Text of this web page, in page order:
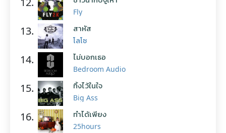
Fly
13. สาหัส
โลโซ
14. ไม่บอกเธอ
Bedroom Audio
15. ทิ้งไว้ในใจ
Big Ass
16. ทำได้เพียง
25hours